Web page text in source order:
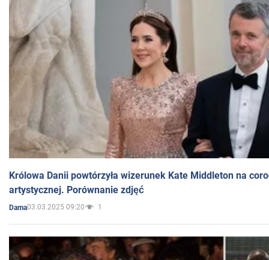
Królowa Danii powtórzyła wizerunek Kate Middleton na
artystycznej. Porównanie zdjęć
Dama03.03.2025 09:20 1